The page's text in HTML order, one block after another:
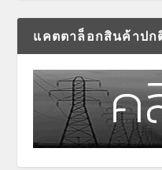
แคตตาล็อกสินค้าปก